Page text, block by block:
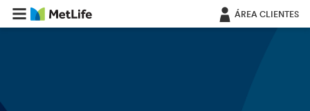
Saltar navegação ÁREA CLIENTES